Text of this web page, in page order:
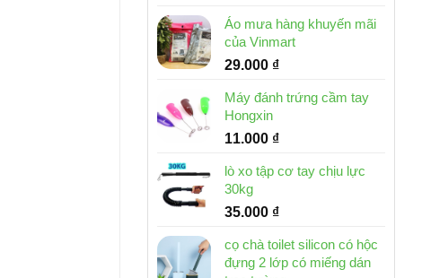
là:
46.000 ₫.
tại
là:
35.000 ₫.
Áo mưa hàng khuyến mãi
của Vinmart
29.000 ₫
Máy đánh trứng cầm tay
Hongxin
11.000 ₫
lò xo tập cơ tay chịu lực
30kg
35.000 ₫
cọ chà toilet silicon có hộc
đựng 2 lớp có miếng dán